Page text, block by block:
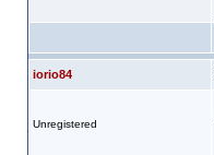
iorio84
Unregistered